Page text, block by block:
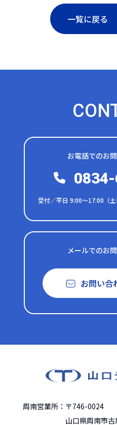
一覧に戻る
お電話でのお
受付／平日 9:00～17:00（土
メールでのお
お問い合
周南営業所：〒746-0024
山口県周南市